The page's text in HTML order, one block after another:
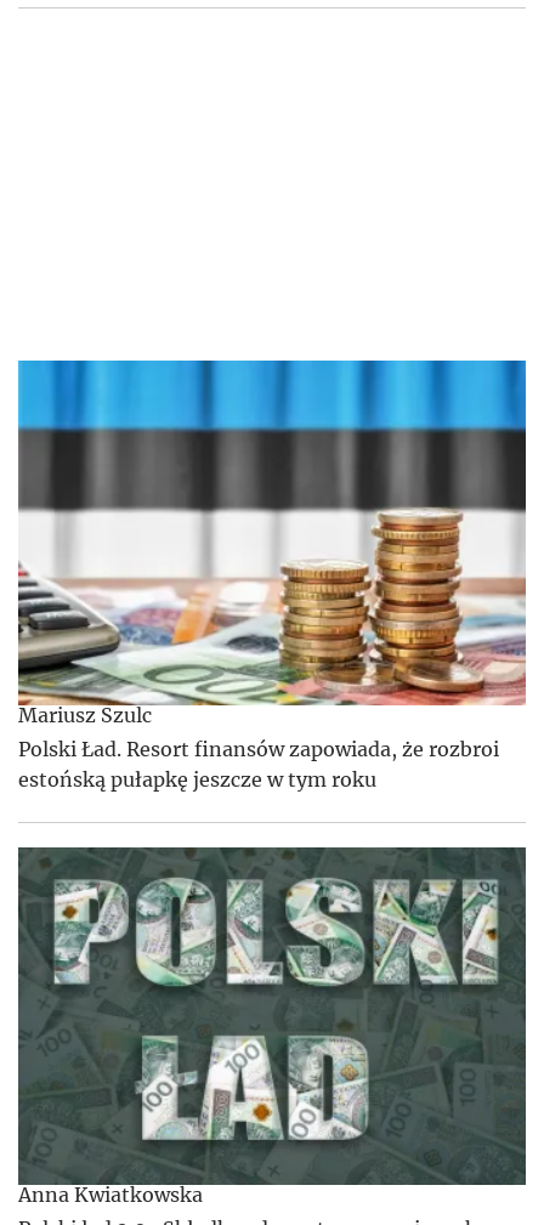
Mariusz Szulc
Polski Ład. Resort finansów zapowiada, że rozbroi
estońską pułapkę jeszcze w tym roku
Anna Kwiatkowska